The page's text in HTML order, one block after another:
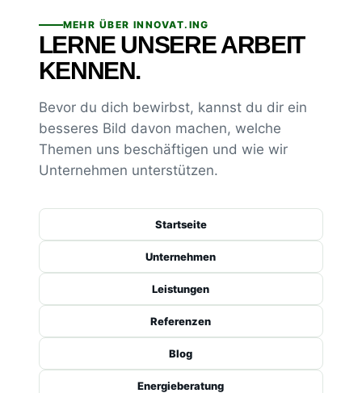
MEHR ÜBER INNOVAT.ING
LERNE UNSERE ARBEIT
KENNEN.
Bevor du dich bewirbst, kannst du dir ein
besseres Bild davon machen, welche
Themen uns beschäftigen und wie wir
Unternehmen unterstützen.
Startseite
Unternehmen
Leistungen
Referenzen
Blog
Energieberatung